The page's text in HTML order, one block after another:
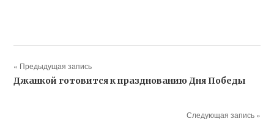
« Предыдущая запись
Джанкой готовится к празднованию Дня Победы
Следующая запись »